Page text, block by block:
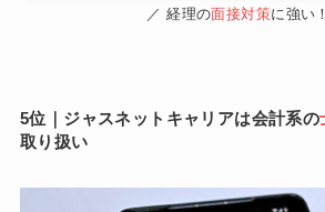
／ 経理の面接対策に強い
5位｜ジャスネットキャリアは会計系の
取り扱い